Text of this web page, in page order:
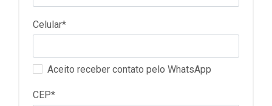
Celular*
Aceito receber contato pelo WhatsApp
CEP*